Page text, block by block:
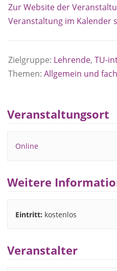
Zur Website der
Veranstaltung im Kalender
Zielgruppe: Lehrende, TU-
Themen: Allgemein und
Veranstaltungsort
Online
Weitere
Eintritt: kostenlos
Veranstalter